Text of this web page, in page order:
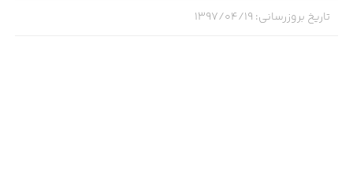
تاریخ بروزرسانی: ۱۳۹۷/۰۴/۱۹